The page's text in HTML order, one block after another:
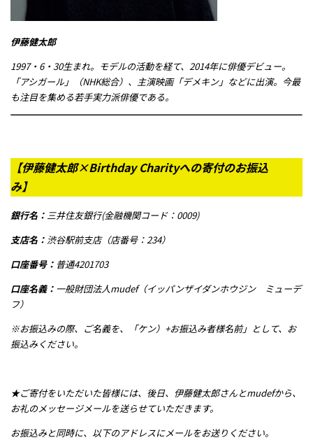
伊藤健太郎
1997・6・30生まれ。モデルの活動を経て、2014年に俳優デビュー。
「アシガール」（NHK総合）、主演映画「デメキン」などに出演。今最
も注目を集める若手実力派俳優である。
【伊藤健太郎×Birthday Charityへの寄付のお振込
み】
銀行名： 三井住友銀行(金融機関コード：0009)
支店名： 渋谷駅前支店（店番号：234）
口座番号： 普通4201703
口座名義： 一般財団法人mudef（イッパンザイダンホウジン ミューデ
フ）
※お振込みの際、ご名義を、「ケン）+お振込み者様名前」として、お
振込みください。
★ご寄付をいただいた皆様には、後日、伊藤健太郎さんとmudefから、
お礼のメッセージメールを送らせていただきます。
お振込みと同時に、以下のアドレスにメールをお送りください。